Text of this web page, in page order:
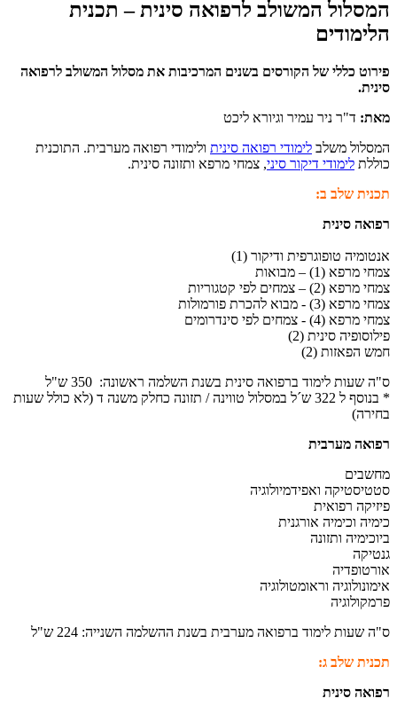
המסלול המשולב לרפואה סינית – תכנית
הלימודים
פירוט כללי של הקורסים בשנים המרכיבות את מסלול המשולב לרפואה
סינית.
מאת: ד"ר ניר עמיר וגיורא ליכט
המסלול משלב לימודי רפואה סינית ולימודי רפואה מערבית. התוכנית
כוללת לימודי דיקור סיני, צמחי מרפא ותזונה סינית.
תכנית שלב ב:
רפואה סינית
אנטומיה טופוגרפית ודיקור (1)
צמחי מרפא (1) – מבואות
צמחי מרפא (2) – צמחים לפי קטגוריות
צמחי מרפא (3) - מבוא להכרת פורמולות
צמחי מרפא (4) - צמחים לפי סינדרומים
פילוסופיה סינית (2)
חמש הפאזות (2)
ס"ה שעות לימוד ברפואה סינית בשנת השלמה ראשונה: 350 ש"ל
* בנוסף ל 322 ש´ל במסלול טווינה / תזונה כחלק משנה ד (לא כולל שעות
בחירה)
רפואה מערבית
מחשבים
סטטיסטיקה ואפידמיולוגיה
פיזיקה רפואית
כימיה וכימיה אורגנית
ביוכימיה ותזונה
גנטיקה
אורטופדיה
אימונולוגיה וראומטולוגיה
פרמקולוגיה
ס"ה שעות לימוד ברפואה מערבית בשנת ההשלמה השנייה: 224 ש"ל
תכנית שלב ג:
רפואה סינית